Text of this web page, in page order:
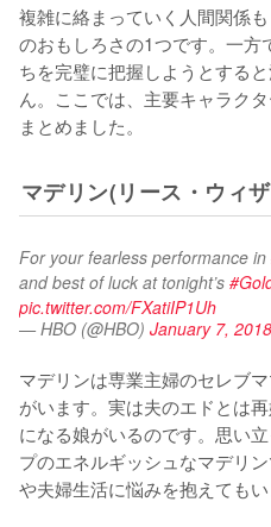
複雑に絡まっていく人間関係
のおもしろさの1つです。一方
ちを完璧に把握しようとする
ん。ここでは、主要キャラク
まとめました。
マデリン(リース・ウィ
For your fearless performance in
and best of luck at tonight’s
pic.twitter.com/FXatiIP1Uh
— HBO (@HBO) January 7, 2018
マデリンは専業主婦のセレブ
がいます。実は夫のエドとは
になる娘がいるのです。思い
プのエネルギッシュなマデリ
や夫婦生活に悩みを抱えてもい